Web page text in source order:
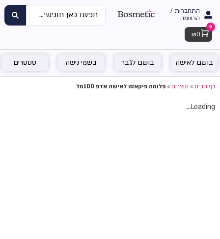
התחברות /
הרשמה
Cart
0
₪ 0
בושם לאישה בושם לגבר בשמי נישה טסטרים
דף הבית»מוצרים»פלומה פיקאסו לאישה אדפ 100מל
Loading...